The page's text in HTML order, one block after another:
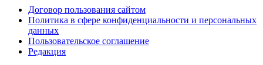
Договор пользования сайтом
Политика в сфере конфиденциальности и персональных
данных
Пользовательское соглашение
Редакция